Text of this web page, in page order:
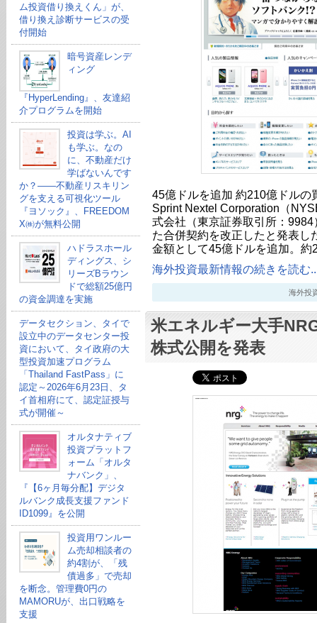
ム投資借り換えくん」が、
借り換え診断サービスの受
付開始
暗号資産レンデ
ィング
『HyperLending』、友達紹
介プログラムを開始
投資は学ぶ。AI
も学ぶ。なの
に、不動産だけ
学ばないんです
か？——不動産リスキリン
グを支える可視化ツール
『ヨソック』、FREEDOM
X㈱が無料公開
ハドラスホール
ディングス、シ
リーズBラウン
ドで総額25億円
の資金調達を実施
データセクション、タイで
設立中のデータセンター投
資において、タイ政府の大
型投資加速プログラム
「Thailand FastPass」に
認定～2026年6月23日、タ
イ首相府にて、認定証授与
式が開催～
オルタナティブ
投資プラットフ
ォーム「オルタ
ナバンク」、
『【6ヶ月毎分配】デジタ
ルバンク成長支援ファンド
ID1099』を公開
投資用ワンルー
ム売却相談者の
約4割が、「残
債過多」で売却
を断念。管理費0円の
MAMORUが、出口戦略を
支援
45億ドルを追加 約210億ドルの
Sprint Nextel Corporation（
式会社（東京証券取引所：
た合併契約を改正したと発表し
金額として45億ドルを追加。
海外投資最新情報の続きを読む
海外投
米エネルギー大手
株式公開を発表